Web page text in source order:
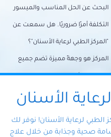
البحث عن الحل المناسب والميسور
التكلفة أمرًا ضروريًا. هل سمعت عن
"المركز الطبي لرعاية الأسنان"؟
المركز هو وجهةً مميزة تضم جميع
احتياجات الأسنان تحت سقف واحد،
وتضمن لك حلاً شاملًا لجميع
المتخصص ذوي الخبرة، ستجد نفسك
الأسنان
لرعاية الأسنان! نوفر لك
صحية وجذابة من خلال علاج